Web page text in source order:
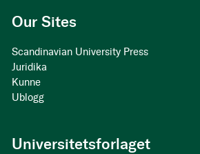
Our Sites
Scandinavian University Press
Juridika
Kunne
Ublogg
Universitetsforlaget